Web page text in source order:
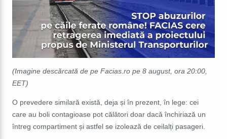
(Imagine descărcată de pe Facias.ro pe 8 august, ora 20:00,
EET)
O prevedere similară există, deja și în prezent, în lege: cei
care au boli contagioase pot călători doar dacă închiriază un
întreg compartiment și astfel se izolează de ceilalți pasageri.